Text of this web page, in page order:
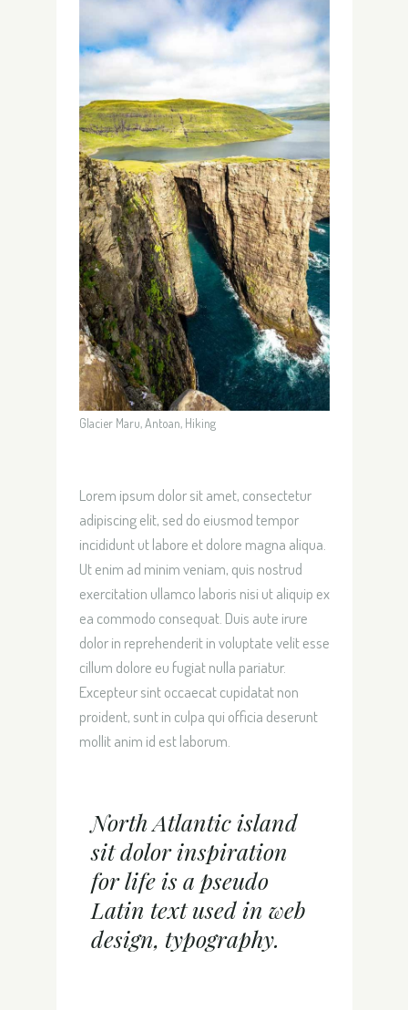
Glacier Maru, Antoan, Hiking
Lorem ipsum dolor sit amet, consectetur
adipiscing elit, sed do eiusmod tempor
incididunt ut labore et dolore magna aliqua.
Ut enim ad minim veniam, quis nostrud
exercitation ullamco laboris nisi ut aliquip ex
ea commodo consequat. Duis aute irure
dolor in reprehenderit in voluptate velit esse
cillum dolore eu fugiat nulla pariatur.
Excepteur sint occaecat cupidatat non
proident, sunt in culpa qui officia deserunt
mollit anim id est laborum.
North Atlantic island
sit dolor inspiration
for life is a pseudo
Latin text used in web
design, typography.